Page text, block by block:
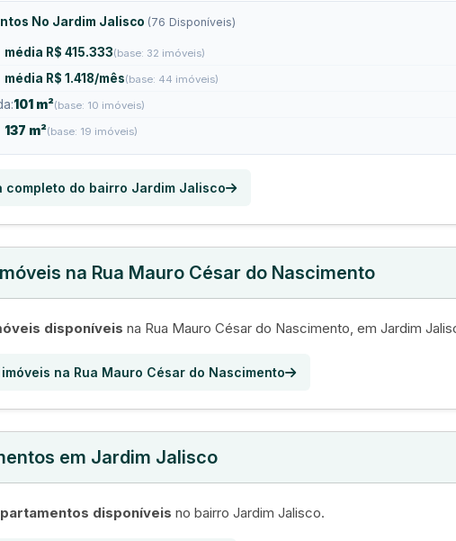
No Jardim Jalisco (76 Disponíveis)
média R$ 415.333(base: 32 imóveis)
média R$ 1.418/mês(base: 44 imóveis)
101 m²(base: 10 imóveis)
137 m²(base: 19 imóveis)
completo do bairro Jardim Jalisco
na Rua Mauro César do Nascimento
disponíveis na Rua Mauro César do Nascimento, em Jardim
na Rua Mauro César do Nascimento
em Jardim Jalisco
disponíveis no bairro Jardim Jalisco.